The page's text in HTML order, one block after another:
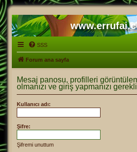
SSS
Forum ana sayfa
Mesaj panosu, profilleri
olmanızı ve giriş yapmanızı
Kullanıcı adı:
Şifre:
Şifremi unuttum